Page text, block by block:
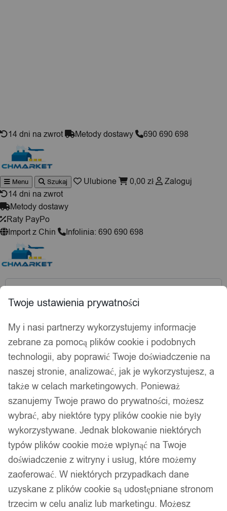
14 dni na zwrot Metody dostawy 690 690 698
Wyszukiwarka
produktów
Menu Szukaj Ulubione 0,00 zł
Zaloguj
14 dni na zwrot
Metody dostawy
Raty PayPo
Import z Chin
Infolinia: 690 690 698
Wyszukiwarka
Akcesoria wędkarskie
Psy i koty
Kuchnia
Łazienka
Dekoracje i ozdoby
Drukarki do etykiet
Strona główna/ Dziecko/ Wyposażenie/Dekoracje i
ozdoby/ Skarbonki
Skarbonki
Wyświetlanie wszystkich wyników: 2
Kolejność
sortowania
Twoje ustawienia prywatności
My i nasi partnerzy wykorzystujemy informacje
zebrane za pomocą plików cookie i podobnych
technologii, aby poprawić Twoje doświadczenie na
naszej stronie, analizować, jak je wykorzystujesz, a
także w celach marketingowych. Ponieważ
szanujemy Twoje prawo do prywatności, możesz
wybrać, aby niektóre typy plików cookie nie były
wykorzystywane. Jednak blokowanie niektórych
typów plików cookie może wpłynąć na Twoje
doświadczenie z witryny i usług, które możemy
zaoferować. W niektórych przypadkach dane
uzyskane z plików cookie są udostępniane stronom
trzecim w celu analiz lub marketingu. Możesz